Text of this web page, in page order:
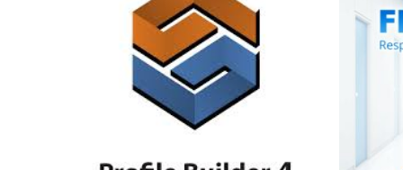
範
圍：
NT$2,000
到
NT$3,300